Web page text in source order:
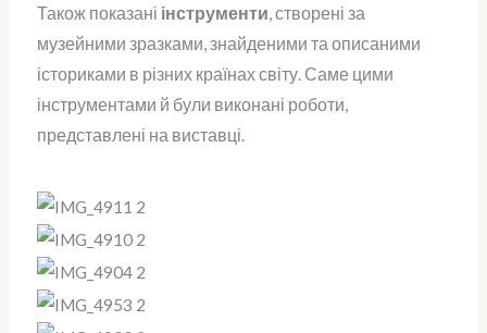
Також показані інструменти, створені за
музейними зразками, знайденими та описаними
істориками в різних країнах світу. Саме цими
інструментами й були виконані роботи,
представлені на виставці.